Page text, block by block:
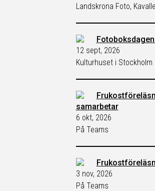
Landskrona Foto,
12 sept, 2026
Kulturhuset i Stockholm
samarbetar
6 okt, 2026
På Teams
3 nov, 2026
På Teams